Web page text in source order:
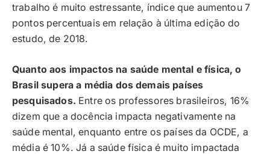
trabalho é muito estressante, índice que aumentou 7
pontos percentuais em relação à última edição do
estudo, de 2018.
Quanto aos impactos na saúde mental e física, o
Brasil supera a média dos demais países
pesquisados. Entre os professores brasileiros, 16%
dizem que a docência impacta negativamente na
saúde mental, enquanto entre os países da OCDE, a
média é 10%. Já a saúde física é muito impactada